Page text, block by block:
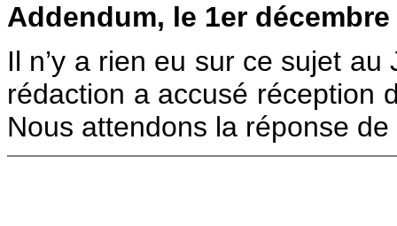
Addendum, le 1er décembre
Il n’y a rien eu sur ce sujet
rédaction a accusé réception
Nous attendons la réponse